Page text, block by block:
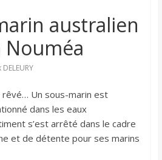
australien
Nouméa
rêvé… Un sous-marin est
dans les eaux
s’est arrêté dans le cadre
et de détente pour ses marins